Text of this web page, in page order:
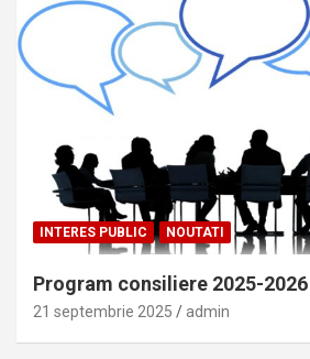
INTERES PUBLIC NOUTATI
Program consiliere 2025-2026
21 septembrie 2025 admin